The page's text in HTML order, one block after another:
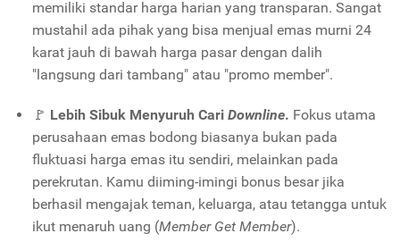
memiliki standar harga harian yang transparan. Sangat
mustahil ada pihak yang bisa menjual emas murni 24
karat jauh di bawah harga pasar dengan dalih
"langsung dari tambang" atau "promo member".
🚩 Lebih Sibuk Menyuruh Cari Downline. Fokus utama
perusahaan emas bodong biasanya bukan pada
fluktuasi harga emas itu sendiri, melainkan pada
perekrutan. Kamu diiming-imingi bonus besar jika
berhasil mengajak teman, keluarga, atau tetangga untuk
ikut menaruh uang (Member Get Member).